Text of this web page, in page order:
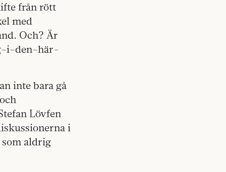
från rött
med
Och? Är
i-den-här-
inte bara gå
Lövfen
i
aldrig